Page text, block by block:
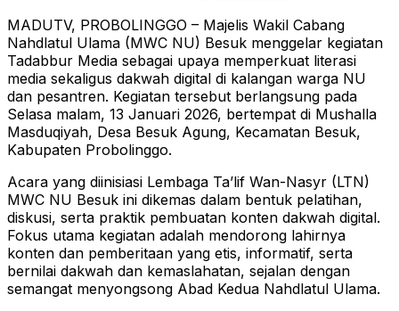
MADUTV, PROBOLINGGO – Majelis Wakil Cabang
Nahdlatul Ulama (MWC NU) Besuk menggelar kegiatan
Tadabbur Media sebagai upaya memperkuat literasi
media sekaligus dakwah digital di kalangan warga NU
dan pesantren. Kegiatan tersebut berlangsung pada
Selasa malam, 13 Januari 2026, bertempat di Mushalla
Masduqiyah, Desa Besuk Agung, Kecamatan Besuk,
Kabupaten Probolinggo.
Acara yang diinisiasi Lembaga Ta’lif Wan-Nasyr (LTN)
MWC NU Besuk ini dikemas dalam bentuk pelatihan,
diskusi, serta praktik pembuatan konten dakwah digital.
Fokus utama kegiatan adalah mendorong lahirnya
konten dan pemberitaan yang etis, informatif, serta
bernilai dakwah dan kemaslahatan, sejalan dengan
semangat menyongsong Abad Kedua Nahdlatul Ulama.